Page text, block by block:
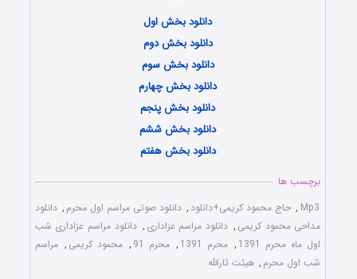
دانلود بخش اول
دانلود بخش دوم
دانلود بخش سوم
دانلود بخش چهارم
دانلود بخش پنجم
دانلود بخش ششم
دانلود بخش هفتم
برچسب ها
Mp3
, حاج محمود کریمی+دانلود , دانلود صوتی مراسم اول محرم , دانلود
مداحی محمود کریمی , دانلود مراسم عزاداری , دانلود مراسم عزاداری شب
اول ماه محرم 1391
, محرم 1391 , محرم 91 , محمود کریمی , مراسم
شب اول محرم , هیئت ثارالله